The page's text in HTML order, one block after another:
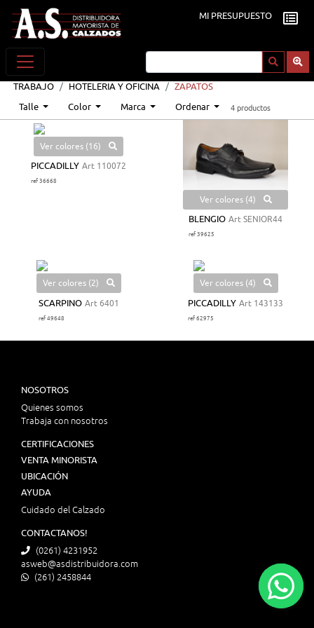
MI PRESUPUESTO
TRABAJO HOTELERIA Y OFICINA
ZAPATOS
Talle
Color Marca Ordenar 4 productos
Ver colores (16)
PICCADILLY Art 110072
ref 36668
Ver colores (4)
BLENGIO Art SENIOR44
ref 39625
Ver colores (2)
SCARPINO Art 6401
ref 49648
Ver colores (4)
PICCADILLY Art 143133
ref 62975
NOSOTROS
Quienes somos
Trabaja con nosotros
CERTIFICACIONES
VENTA MINORISTA
UBICACIÓN
AYUDA
Cuidado del Calzado
CONTACTANOS!
(0261) 4231952
asweb@asdistribuidora.com
(261) 2458844